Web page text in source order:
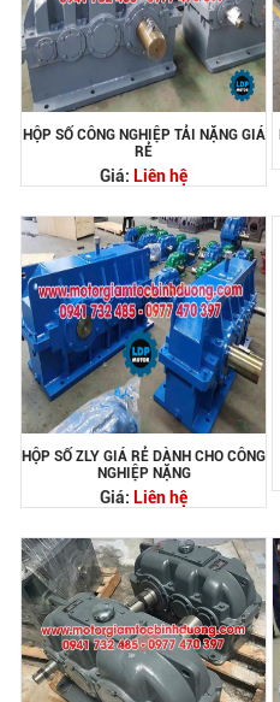
HỘP SỐ CÔNG NGHIỆP TẢI NẶNG GIÁ
RẺ
Giá: Liên hệ
HỘP SỐ ZLY GIÁ RẺ DÀNH CHO CÔNG
NGHIỆP NẶNG
Giá: Liên hệ